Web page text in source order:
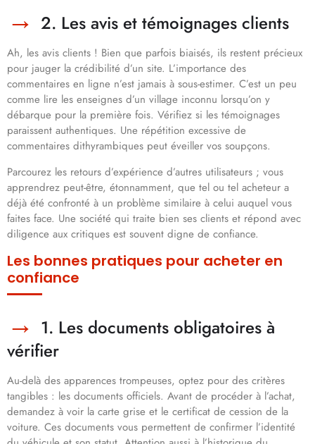
2. Les avis et témoignages clients
Ah, les avis clients ! Bien que parfois biaisés, ils restent précieux
pour jauger la crédibilité d’un site. L’importance des
commentaires en ligne n’est jamais à sous-estimer. C’est un peu
comme lire les enseignes d’un village inconnu lorsqu’on y
débarque pour la première fois. Vérifiez si les témoignages
paraissent authentiques. Une répétition excessive de
commentaires dithyrambiques peut éveiller vos soupçons.
Parcourez les retours d’expérience d’autres utilisateurs ; vous
apprendrez peut-être, étonnamment, que tel ou tel acheteur a
déjà été confronté à un problème similaire à celui auquel vous
faites face. Une société qui traite bien ses clients et répond avec
diligence aux critiques est souvent digne de confiance.
Les bonnes pratiques pour acheter en
confiance
1. Les documents obligatoires à
vérifier
Au-delà des apparences trompeuses, optez pour des critères
tangibles : les documents officiels. Avant de procéder à l’achat,
demandez à voir la carte grise et le certificat de cession de la
voiture. Ces documents vous permettent de confirmer l’identité